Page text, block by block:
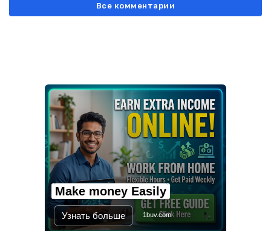
Все комментарии
Make money Easily
Узнать больше 1buv.com